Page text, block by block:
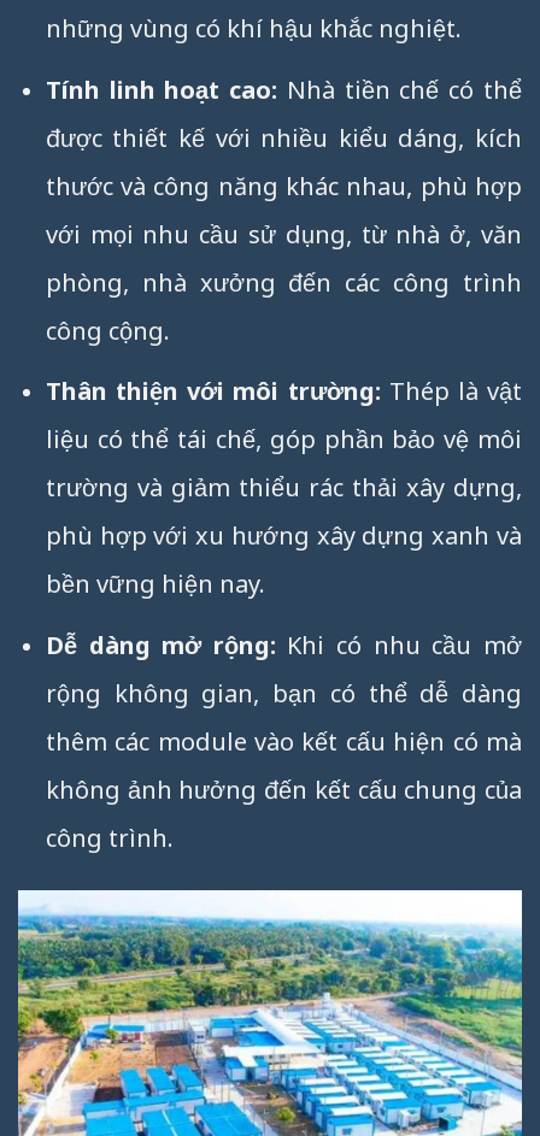
những vùng có khí hậu khắc nghiệt.
Tính linh hoạt cao: Nhà tiền chế có thể
được thiết kế với nhiều kiểu dáng, kích
thước và công năng khác nhau, phù hợp
với mọi nhu cầu sử dụng, từ nhà ở, văn
phòng, nhà xưởng đến các công trình
công cộng.
Thân thiện với môi trường: Thép là vật
liệu có thể tái chế, góp phần bảo vệ môi
trường và giảm thiểu rác thải xây dựng,
phù hợp với xu hướng xây dựng xanh và
bền vững hiện nay.
Dễ dàng mở rộng: Khi có nhu cầu mở
rộng không gian, bạn có thể dễ dàng
thêm các module vào kết cấu hiện có mà
không ảnh hưởng đến kết cấu chung của
công trình.